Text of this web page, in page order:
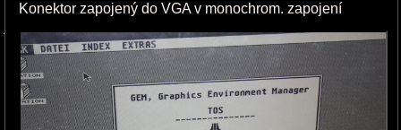
Konektor zapojený do VGA v monochrom. zapojení